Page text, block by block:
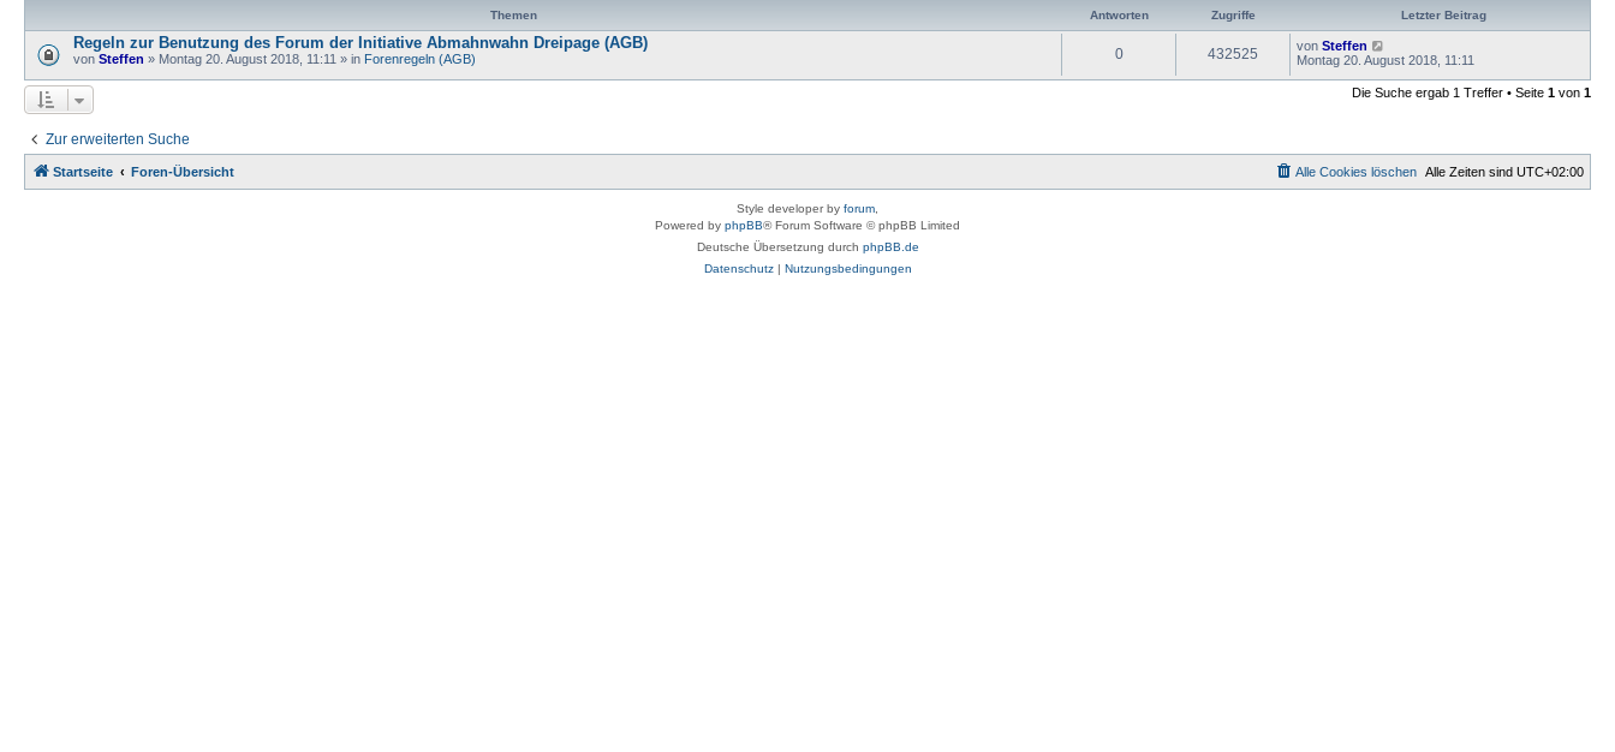
Themen Antworten Zugriffe Letzter Beitrag
Regeln zur Benutzung des Forum der Initiative Abmahnwahn Dreipage (AGB)
von Steffen » Montag 20. August 2018, 11:11 » in Forenregeln (AGB) 0 432525 von Steffen
Montag 20. August 2018, 11:11
Die Suche ergab 1 Treffer • Seite 1 von 1
Zur erweiterten Suche
Startseite Foren-Übersicht Alle Zeiten sind UTC+02:00
Alle Cookies löschen
Style developer by forum
Powered by phpBB® Forum Software © phpBB Limited
Deutsche Übersetzung durch phpBB.de
Datenschutz| Nutzungsbedingungen